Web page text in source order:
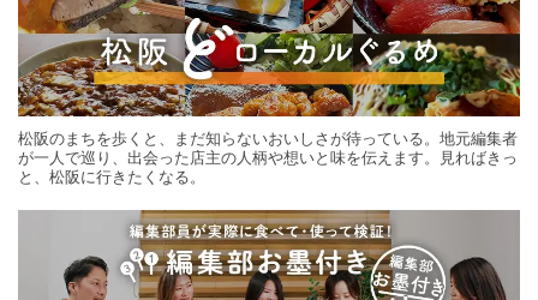
松阪のまちを歩くと、まだ知らないおいしさが待っている。地元編集者
が一人で巡り、出会った店主の人柄や想いと味を伝えます。見ればきっ
と、松阪に行きたくなる。